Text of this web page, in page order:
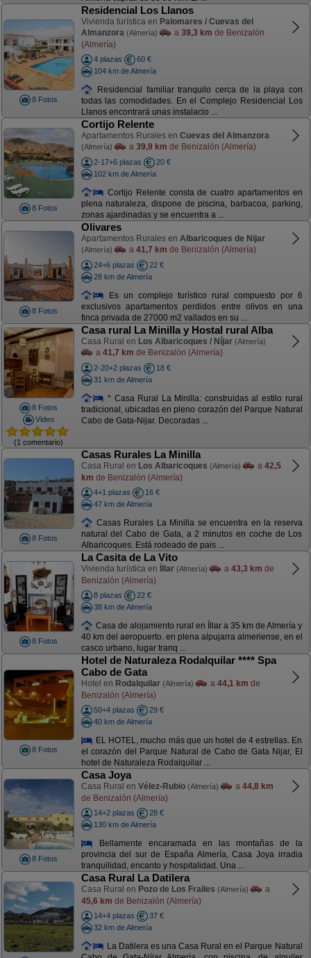
8 Fotos
Residencial Los Llanos
Vivienda turística en Palomares / Cuevas del
Almanzora (Almería) a 39,3 km de Benizalón
(Almería)
4 plazas
60 €
104 km de Almería
Residencial familiar tranquilo cerca de la playa con
todas las comodidades. En el Complejo Residencial Los
Llanos encontrará unas instalacio ...
8 Fotos
Cortijo Relente
Apartamentos Rurales en Cuevas del Almanzora
(Almería) a 39,9 km de Benizalón (Almería)
2-17+6 plazas
20 €
102 km de Almería
Cortijo Relente consta de cuatro apartamentos en
plena naturaleza, dispone de piscina, barbacoa, parking,
zonas ajardinadas y se encuentra a ...
8 Fotos
Olivares
Apartamentos Rurales en Albaricoques de Nijar
(Almería) a 41,7 km de Benizalón (Almería)
24+6 plazas
22 €
28 km de Almería
Es un complejo turístico rural compuesto por 6
exclusivos apartamentos perdidos entre olivos en una
finca privada de 27000 m2 vallados en su ...
8 Fotos
Video
(1 comentario)
Casa rural La Minilla y Hostal rural Alba
Casa Rural en Los Albaricoques / Níjar (Almería)
a 41,7 km de Benizalón (Almería)
2-20+2 plazas
18 €
31 km de Almería
* Casa Rural La Minilla: construidas al estilo rural
tradicional, ubicadas en pleno corazón del Parque Natural
Cabo de Gata-Nijar. Decoradas ...
8 Fotos
Casas Rurales La Minilla
Casa Rural en Los Albaricoques (Almería) a 42,5
km de Benizalón (Almería)
4+1 plazas
16 €
47 km de Almería
Casas Rurales La Minilla se encuentra en la reserva
natural del Cabo de Gata, a 2 minutos en coche de Los
Albaricoques. Está rodeado de pais ...
8 Fotos
La Casita de La Vito
Vivienda turística en Íllar (Almería) a 43,3 km de
Benizalón (Almería)
8 plazas
22 €
38 km de Almería
Casa de alojamiento rural en Íllar a 35 km de Almería y
40 km del aeropuerto. en plena alpujarra almeriense, en el
casco urbano, lugar tranq ...
8 Fotos
Hotel de Naturaleza Rodalquilar **** Spa
Cabo de Gata
Hotel en Rodalquilar (Almería) a 44,1 km de
Benizalón (Almería)
50+4 plazas
29 €
40 km de Almería
EL HOTEL, mucho más que un hotel de 4 estrellas. En
el corazón del Parque Natural de Cabo de Gata Nijar, El
hotel de Naturaleza Rodalquilar ...
8 Fotos
Casa Joya
Casa Rural en Vélez-Rubio (Almería) a 44,8 km
de Benizalón (Almería)
14+2 plazas
28 €
130 km de Almería
Bellamente encaramada en las montañas de la
provincia del sur de España Almería, Casa Joya irradia
tranquilidad, encanto y hospitalidad. Una ...
Casa Rural La Datilera
Casa Rural en Pozo de Los Frailes (Almería)
a
45,6 km de Benizalón (Almería)
14+4 plazas
37 €
32 km de Almería
La Datilera es una Casa Rural en el Parque Natural